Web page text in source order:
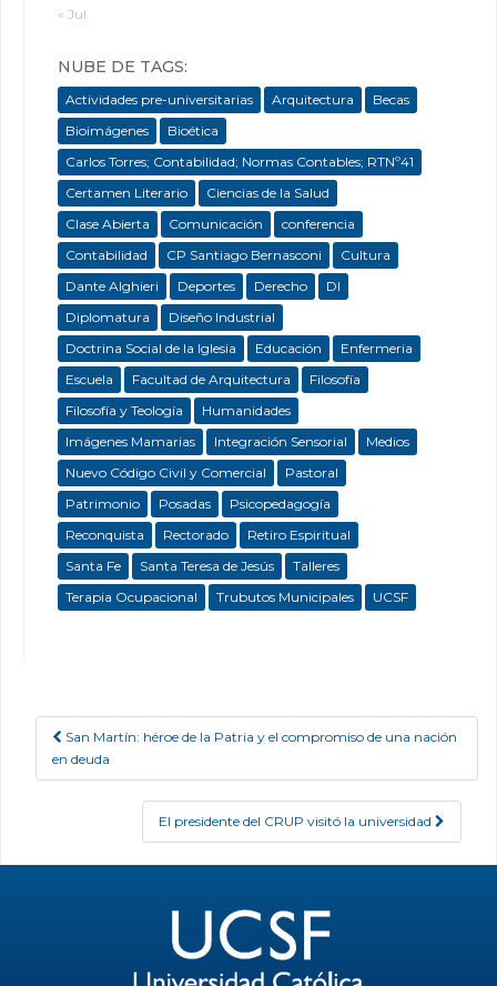
« Jul
NUBE DE TAGS:
Actividades pre-universitarias Arquitectura
Becas
Bioimágenes
Bioética
Carlos Torres; Contabilidad; Normas Contables; RTNº41
Certamen Literario
Ciencias de la Salud
Clase Abierta
Comunicación
conferencia
Contabilidad
CP Santiago Bernasconi
Cultura
Dante Alghieri
Deportes Derecho
DI
Diplomatura
Diseño Industrial
Doctrina Social de la Iglesia
Educación
Enfermeria
Escuela
Facultad de Arquitectura
Filosofía
Filosofía y Teología
Humanidades
Imágenes Mamarias
Integración Sensorial
Medios
Nuevo Código Civil y Comercial
Pastoral
Patrimonio
Posadas
Psicopedagogía
Reconquista
Rectorado
Retiro Espiritual
Santa Fe
Santa Teresa de Jesús
Talleres
Terapia Ocupacional
Trubutos Municipales UCSF
Post navigation
San Martín: héroe de la Patria y el compromiso de una nación
en deuda
El presidente del CRUP visitó la universidad